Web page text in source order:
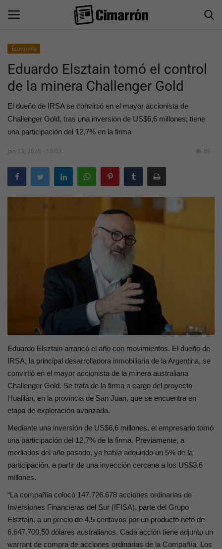
Inicio
San Juan
Actualidad
Economía
Economía
Eduardo Elsztain tomó el control
de la minera Challenger Gold
El dueño de IRSA se convirtió en el mayor accionista de
Challenger Gold, tras una inversión de US$6,6 millones; tiene
una participación del 12,7% en la firma
Jan 13, 2025 - 18:02 69
Eduardo Elsztain arrancó el año con movimientos. El dueño de
IRSA, la principal desarrolladora inmobiliaria de la Argentina, se
convirtió en el mayor accionista de la minera australiana
Challenger Gold. Se trata de la firma a cargo del proyecto
Hualilán, en la provincia de San Juan, que se encuentra en
etapa de exploración avanzada.
Mediante una inversión de US$6,6 millones, el empresario tomó
una participación del 12,7% de la firma. Previamente, a
mediados del año pasado, ya había adquirido un 5% de la
participación, a partir de una inyección cercana a los US$3,6
millones.
“La compañía colocó 147.726.678 acciones ordinarias de
Inversiones Financieras del Sur (IFISA), parte del Grupo
Elsztain, a un precio de 4,5 centavos por un producto neto de
6.647.700,50 dólares australianos. Cada acción tiene adjunto un
warrant de compra de acciones ordinarias de la Compañía. Los